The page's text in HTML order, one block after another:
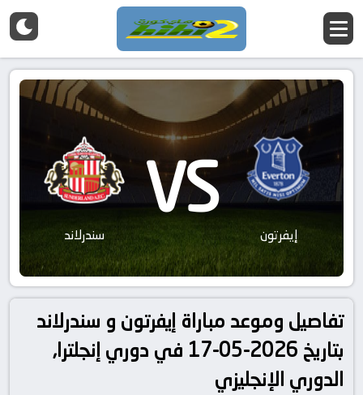
إيفرتون VS سندرلاند
تفاصيل وموعد مباراة إيفرتون و سندرلاند
بتاريخ 2026-05-17 في دوري إنجلترا,
الدوري الإنجليزي